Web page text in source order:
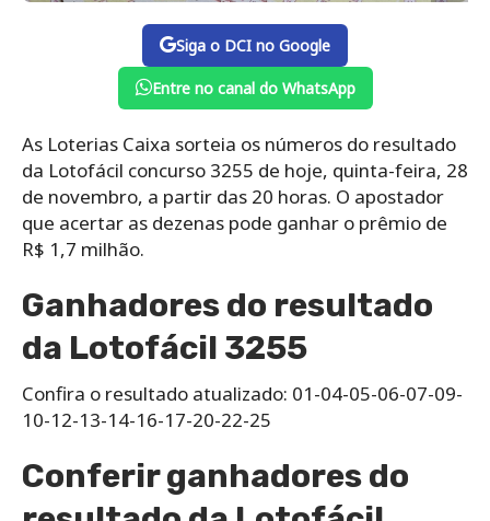
Siga o DCI no Google
Entre no canal do WhatsApp
As Loterias Caixa sorteia os números do resultado
da Lotofácil concurso 3255 de hoje, quinta-feira, 28
de novembro, a partir das 20 horas. O apostador
que acertar as dezenas pode ganhar o prêmio de
R$ 1,7 milhão.
Ganhadores do resultado
da Lotofácil 3255
Confira o resultado atualizado: 01-04-05-06-07-09-
10-12-13-14-16-17-20-22-25
Conferir ganhadores do